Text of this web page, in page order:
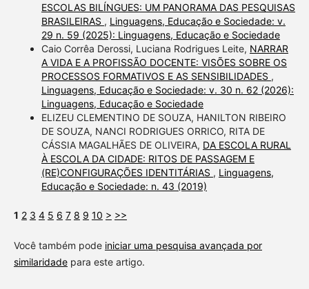
ESCOLAS BILÍNGUES: UM PANORAMA DAS PESQUISAS
BRASILEIRAS , Linguagens, Educação e Sociedade: v.
29 n. 59 (2025): Linguagens, Educação e Sociedade
Caio Corrêa Derossi, Luciana Rodrigues Leite, NARRAR
A VIDA E A PROFISSÃO DOCENTE: VISÕES SOBRE OS
PROCESSOS FORMATIVOS E AS SENSIBILIDADES ,
Linguagens, Educação e Sociedade: v. 30 n. 62 (2026):
Linguagens, Educação e Sociedade
ELIZEU CLEMENTINO DE SOUZA, HANILTON RIBEIRO
DE SOUZA, NANCI RODRIGUES ORRICO, RITA DE
CÁSSIA MAGALHÃES DE OLIVEIRA, DA ESCOLA RURAL
À ESCOLA DA CIDADE: RITOS DE PASSAGEM E
(RE)CONFIGURAÇÕES IDENTITÁRIAS , Linguagens,
Educação e Sociedade: n. 43 (2019)
1 2 3 4 5 6 7 8 9 10 > >>
Você também pode iniciar uma pesquisa avançada por
similaridadepara este artigo.